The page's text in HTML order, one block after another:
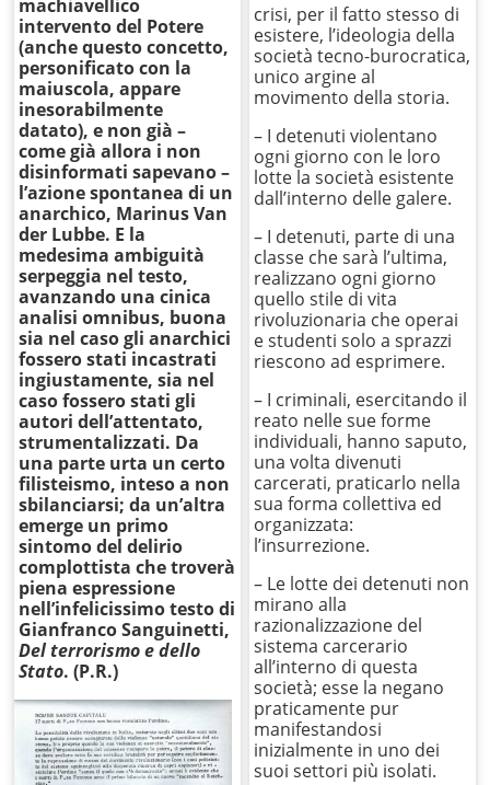
machiavellico
intervento del Potere
(anche questo concetto,
personificato con la
maiuscola, appare
inesorabilmente
datato), e non già –
come già allora i non
disinformati sapevano –
l’azione spontanea di un
anarchico, Marinus Van
der Lubbe. E la
medesima ambiguità
serpeggia nel testo,
avanzando una cinica
analisi omnibus, buona
sia nel caso gli anarchici
fossero stati incastrati
ingiustamente, sia nel
caso fossero stati gli
autori dell’attentato,
strumentalizzati. Da
una parte urta un certo
filisteismo, inteso a non
sbilanciarsi; da un’altra
emerge un primo
sintomo del delirio
complottista che troverà
piena espressione
nell’infelicissimo testo di
Gianfranco Sanguinetti,
Del terrorismo e dello
Stato. (P.R.)
crisi, per il fatto stesso di
esistere, l’ideologia della
società tecno-burocratica,
unico argine al
movimento della storia.
– I detenuti violentano
ogni giorno con le loro
lotte la società esistente
dall’interno delle galere.
– I detenuti, parte di una
classe che sarà l’ultima,
realizzano ogni giorno
quello stile di vita
rivoluzionaria che operai
e studenti solo a sprazzi
riescono ad esprimere.
– I criminali, esercitando il
reato nelle sue forme
individuali, hanno saputo,
una volta divenuti
carcerati, praticarlo nella
sua forma collettiva ed
organizzata:
l’insurrezione.
– Le lotte dei detenuti non
mirano alla
razionalizzazione del
sistema carcerario
all’interno di questa
società; esse la negano
praticamente pur
manifestandosi
inizialmente in uno dei
suoi settori più isolati.